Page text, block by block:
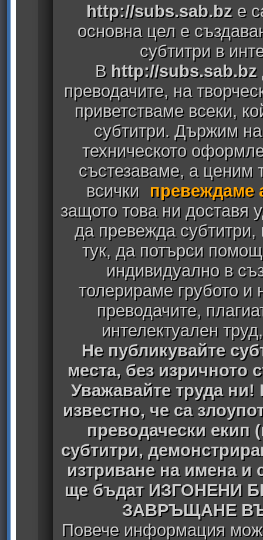
http://subs.sab.bz е
основна цел е
субтитри в
В http://subs.sab.bz
преводачите, на
приветстваме всеки,
субтитри. Държим
техническото
състезаваме, а ценим
всички
превеждаме
защото това ни доставя
да превежда
тук, да потърси
индивидуално в
толерираме грубото
преводачите,
интелектуален
Не публикувайте
места, без изричното
Уважавайте труда ни!
известно, че са
преводачески екип
субтитри,
изтриване на имена
ще бъдат ИЗГОНЕНИ
ЗАВРЪЩАНЕ
Повече информация